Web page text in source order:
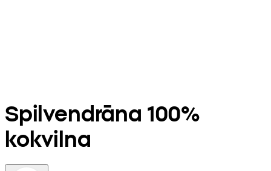
Spilvendrāna 100%
kokvilna